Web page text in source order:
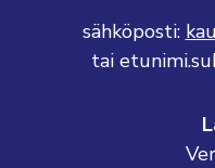
sähköposti:
tai